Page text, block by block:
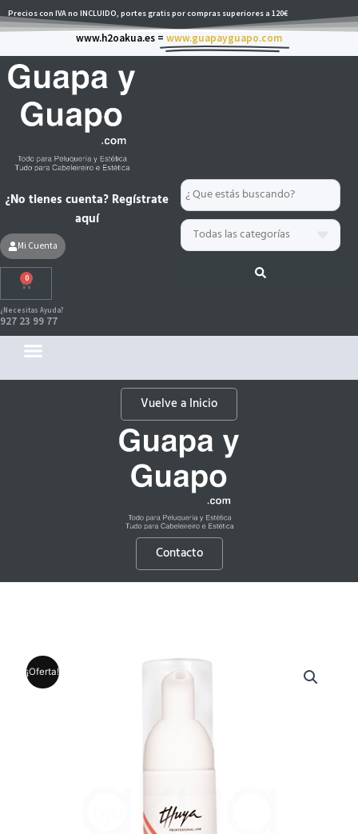
al
Precios con IVA no INCLUIDO, portes gratis por compras superiores a 120€
www.h2oakua.es = www.guapayguapo.com
Search
...
¿No tienes cuenta? Regístrate
aquí
Mi Cuenta
0
Carrito
¿Necesitas Ayuda?
927 23 99 77
Vuelve a Inicio
Contacto
¡Oferta!